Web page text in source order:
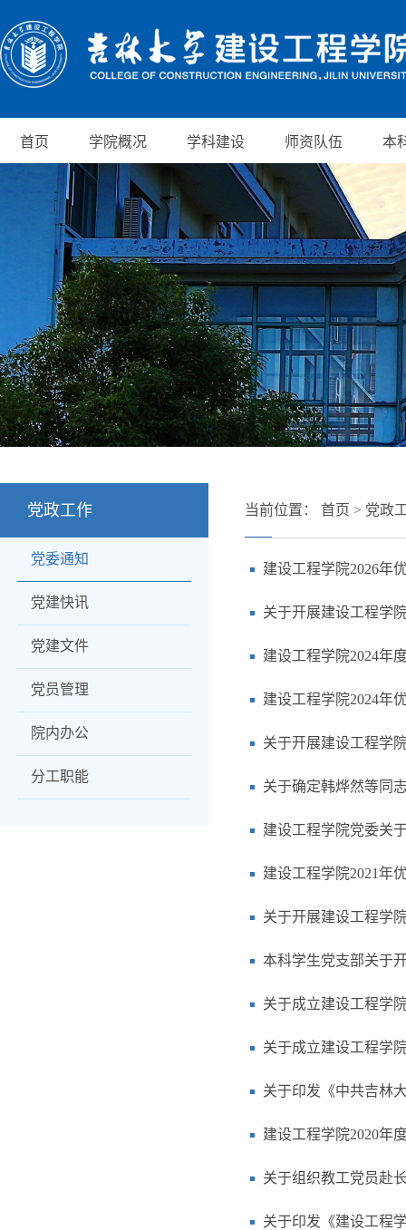
首页 学院概况 学科建设 师资队伍 本
党政工作
党委通知
党建快讯
党建文件
党员管理
院内办公
分工职能
当前位置： 首页 > 党政
建设工程学院2026年
关于开展建设工程学
建设工程学院2024年
建设工程学院2024年
关于开展建设工程学
关于确定韩烨然等同
建设工程学院党委关
建设工程学院2021年
关于开展建设工程学
本科学生党支部关于
关于成立建设工程学
关于成立建设工程学
关于印发《中共吉林
建设工程学院2020年
关于组织教工党员赴
关于印发《建设工程